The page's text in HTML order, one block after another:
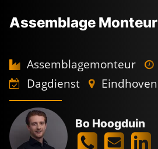
Assemblage Monteur
Assemblagemonteur
Dagdienst
Eindhoven
Bo Hoogduin